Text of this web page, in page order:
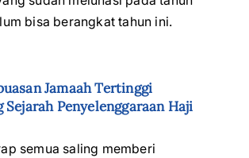
bisa berangkat tahun ini.
Jamaah Tertinggi
Sejarah Penyelenggaraan Haji
semua saling memberi